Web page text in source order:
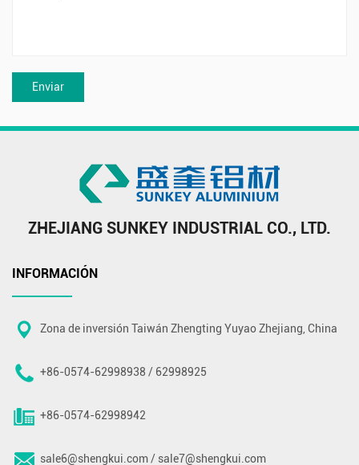
ZHEJIANG SUNKEY INDUSTRIAL CO., LTD.
INFORMACIÓN
Zona de inversión Taiwán Zhengting Yuyao Zhejiang, China
+86-0574-62998938 / 62998925
+86-0574-62998942
sale6@shengkui.com/ sale7@shengkui.com